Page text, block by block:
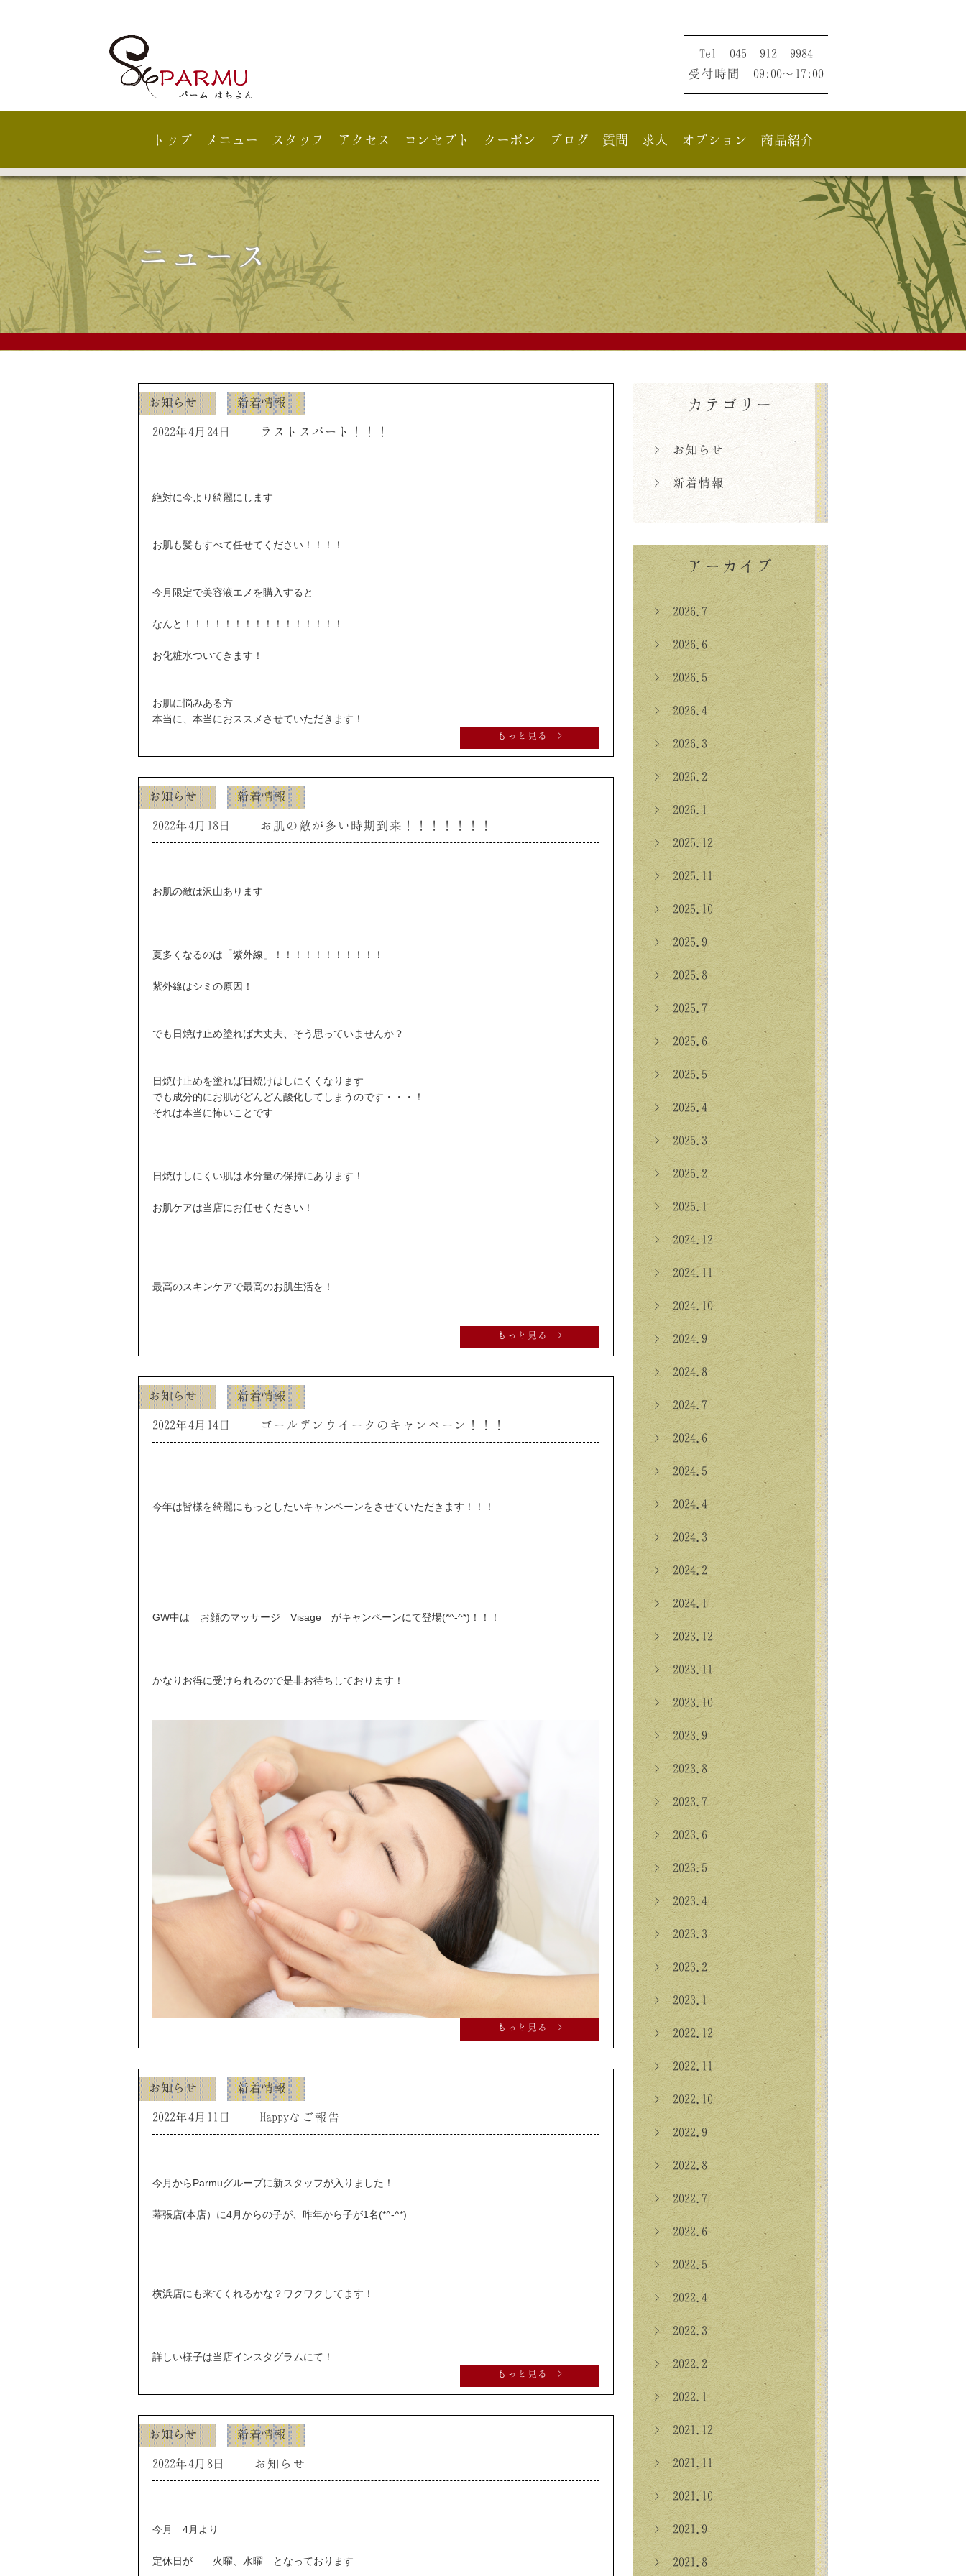
Tel 045 912 9984
受付時間 09:00〜17:00
トップ メニュー スタッフ アクセス コンセプト クーポン ブログ 質問 求人 オプション 商品紹介
ニュース
お知らせ 新着情報
2022年4月24日 ラストスパート！！！
絶対に今より綺麗にします
お肌も髪もすべて任せてください！！！！
今月限定で美容液エメを購入すると
なんと！！！！！！！！！！！！！！！！
お化粧水ついてきます！
お肌に悩みある方
本当に、本当におススメさせていただきます！
もっと見る >
お知らせ 新着情報
2022年4月18日 お肌の敵が多い時期到来！！！！！！！
お肌の敵は沢山あります
夏多くなるのは「紫外線」！！！！！！！！！！！
紫外線はシミの原因！
でも日焼け止め塗れば大丈夫、そう思っていませんか？
日焼け止めを塗れば日焼けはしにくくなります
でも成分的にお肌がどんどん酸化してしまうのです・・・！
それは本当に怖いことです
日焼けしにくい肌は水分量の保持にあります！
お肌ケアは当店にお任せください！
最高のスキンケアで最高のお肌生活を！
もっと見る >
お知らせ 新着情報
2022年4月14日 ゴールデンウイークのキャンペーン！！！
今年は皆様を綺麗にもっとしたいキャンペーンをさせていただきます！！！
GW中は お顔のマッサージ Visage がキャンペーンにて登場(*^-^*)！！！
かなりお得に受けられるので是非お待ちしております！
もっと見る >
お知らせ 新着情報
2022年4月11日 Happyなご報告
今月からParmuグループに新スタッフが入りました！
幕張店(本店）に4月からの子が、昨年から子が1名(*^-^*)
横浜店にも来てくれるかな？ワクワクしてます！
詳しい様子は当店インスタグラムにて！
もっと見る >
お知らせ 新着情報
2022年4月8日 お知らせ
今月 4月より
定休日が 火曜、水曜 となっております
カテゴリー
> お知らせ
> 新着情報
アーカイブ
> 2026.7
> 2026.6
> 2026.5
> 2026.4
> 2026.3
> 2026.2
> 2026.1
> 2025.12
> 2025.11
> 2025.10
> 2025.9
> 2025.8
> 2025.7
> 2025.6
> 2025.5
> 2025.4
> 2025.3
> 2025.2
> 2025.1
> 2024.12
> 2024.11
> 2024.10
> 2024.9
> 2024.8
> 2024.7
> 2024.6
> 2024.5
> 2024.4
> 2024.3
> 2024.2
> 2024.1
> 2023.12
> 2023.11
> 2023.10
> 2023.9
> 2023.8
> 2023.7
> 2023.6
> 2023.5
> 2023.4
> 2023.3
> 2023.2
> 2023.1
> 2022.12
> 2022.11
> 2022.10
> 2022.9
> 2022.8
> 2022.7
> 2022.6
> 2022.5
> 2022.4
> 2022.3
> 2022.2
> 2022.1
> 2021.12
> 2021.11
> 2021.10
> 2021.9
> 2021.8